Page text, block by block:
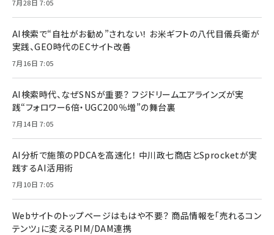
7月28日 7:05
AI検索で“自社がお勧め”されない！ お米ギフトの八代目儀兵衛が
実践、GEO時代のECサイト改善
7月16日 7:05
AI検索時代、なぜSNSが重要？ フジドリームエアラインズが実
践“フォロワー6倍・UGC200％増”の舞台裏
7月14日 7:05
AI分析で施策のPDCAを高速化！ 中川政七商店とSprocketが実
践するAI活用術
7月10日 7:05
Webサイトのトップページはもはや不要？ 商品情報を「売れるコン
テンツ」に変えるPIM/DAM連携